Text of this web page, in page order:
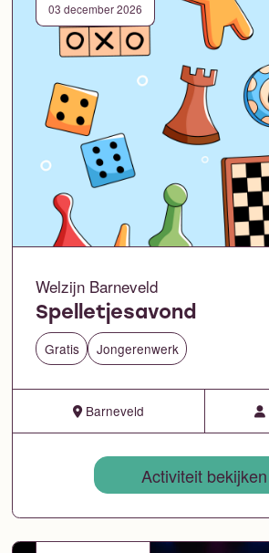
03 december 2026
Welzijn Barneveld
Spelletjesavond
Gratis Jongerenwerk
Barneveld
Activiteit bekijken